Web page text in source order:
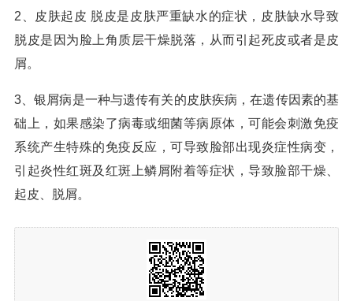
2、皮肤起皮 脱皮是皮肤严重缺水的症状，皮肤缺水导致
脱皮是因为脸上角质层干燥脱落，从而引起死皮或者是皮
屑。
3、银屑病是一种与遗传有关的皮肤疾病，在遗传因素的基
础上，如果感染了病毒或细菌等病原体，可能会刺激免疫
系统产生特殊的免疫反应，可导致脸部出现炎症性病变，
引起炎性红斑及红斑上鳞屑附着等症状，导致脸部干燥、
起皮、脱屑。